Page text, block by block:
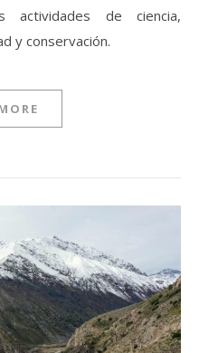
actividades de ciencia,
y conservación.